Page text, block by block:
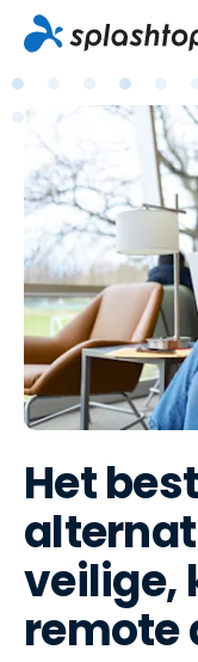
Het
veilige,
remote